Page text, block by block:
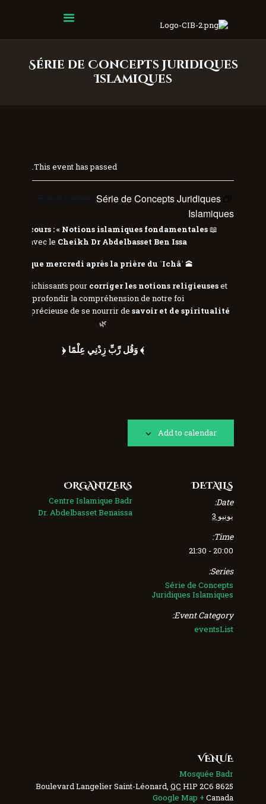
Série de Concepts Juridiques
Islamiques
Centre Islamique Badr
This event has passed.
Event Series:Série de Concepts Juridiques
Islamiques
📖
de cours : « Notions islamiques fondamentales »
avec le Cheikh Dr Abdelbasset Ben Issa
🕋
Chaque mercredi après la prière du ʿIchâʾ
enrichissants pour corriger les notions religieuseset
approfondir la compréhension de notre foi.
précieuse de se nourrir de savoir et de spiritualité
🌿
﴾ وَقُل رَّبِّ زِدْنِي عِلْمًا ﴿
Add to calendar
DETAILS
Date:
يونيو 3
Time:
20:00 - 21:30
Series:
Série de Concepts
Juridiques Islamiques
Event Category:
eventsList
ORGANIZERS
Centre Islamique Badr
Dr. Abdelbasset Benaissa
VENUE
Mosquée Badr
8625 Boulevard Langelier
Saint-Léonard, QC H1P 2C6
Canada
+ Google Map